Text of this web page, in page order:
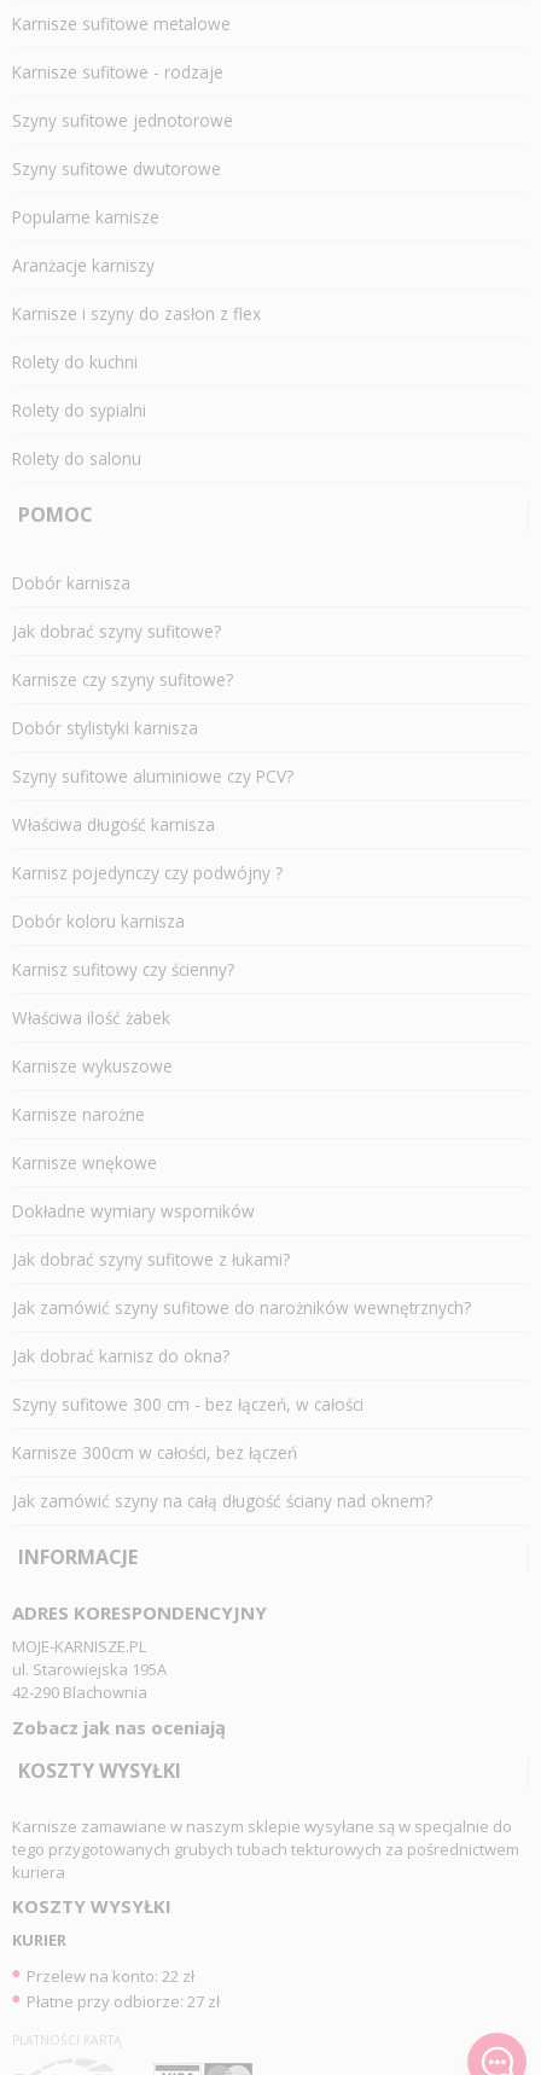
Karnisze sufitowe metalowe
Karnisze sufitowe - rodzaje
Szyny sufitowe jednotorowe
Szyny sufitowe dwutorowe
Popularne karnisze
Aranżacje karniszy
Karnisze i szyny do zasłon z flex
Rolety do kuchni
Rolety do sypialni
Rolety do salonu
POMOC
Dobór karnisza
Jak dobrać szyny sufitowe?
Karnisze czy szyny sufitowe?
Dobór stylistyki karnisza
Szyny sufitowe aluminiowe czy PCV?
Właściwa długość karnisza
Karnisz pojedynczy czy podwójny ?
Dobór koloru karnisza
Karnisz sufitowy czy ścienny?
Właściwa ilość żabek
Karnisze wykuszowe
Karnisze narożne
Karnisze wnękowe
Dokładne wymiary wsporników
Jak dobrać szyny sufitowe z łukami?
Jak zamówić szyny sufitowe do narożników wewnętrznych?
Jak dobrać karnisz do okna?
Szyny sufitowe 300 cm - bez łączeń, w całości
Karnisze 300cm w całości, bez łączeń
Jak zamówić szyny na całą długość ściany nad oknem?
INFORMACJE
ADRES KORESPONDENCYJNY
MOJE-KARNISZE.PL
ul. Starowiejska 195A
42-290 Blachownia
Zobacz jak nas oceniają
KOSZTY WYSYŁKI
Karnisze zamawiane w naszym sklepie wysyłane są w specjalnie do
tego przygotowanych grubych tubach tekturowych za pośrednictwem
kuriera
KOSZTY WYSYŁKI
KURIER
Przelew na konto: 22 zł
Płatne przy odbiorze: 27 zł
PŁATNOŚCI KARTĄ